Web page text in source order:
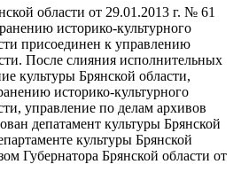
области от 29.01.2013 г. № 61
историко-культурного
присоединен к управлению
После слияния исполнительных
культуры Брянской области,
историко-культурного
управление по делам архивов
депатамент культуры Брянской
культуры Брянской
Губернатора Брянской области от